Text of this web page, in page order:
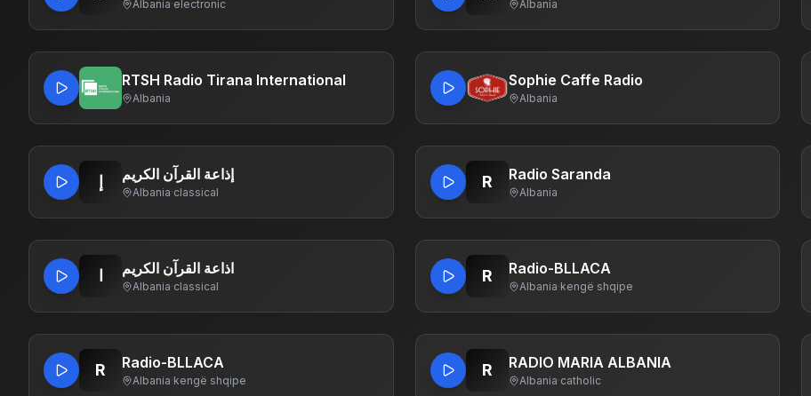
Albania·electronic Albania
RTSH Radio Tirana International
Albania
Sophie Caffe Radio
Albania
إذاعة القرآن الكريم
Albania·classical
R Radio Saranda
Albania
اذاعة القرآن الكريم
Albania·classical
R Radio-BLLACA
Albania·kengë shqipe
R Radio-BLLACA
Albania·kengë shqipe
R RADIO MARIA ALBANIA
Albania·catholic